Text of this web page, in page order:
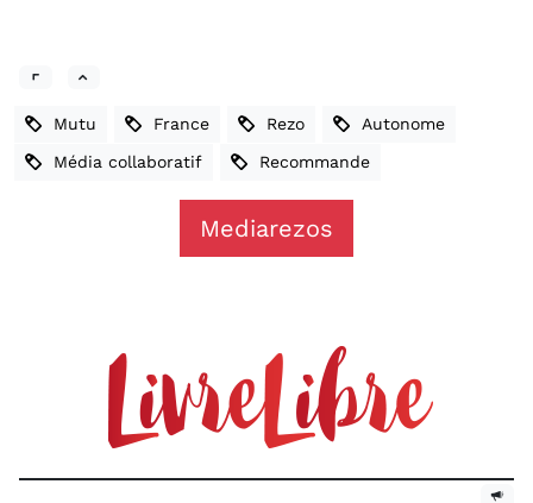
Mutu France Rezo Autonome
Média collaboratif Recommande
Mediarezos